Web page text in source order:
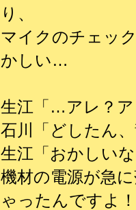
り、
マイクのチェッ
かしい…
生江「…アレ？ア
石川「どしたん
生江「おかしい
機材の電源が急
ゃったんですよ